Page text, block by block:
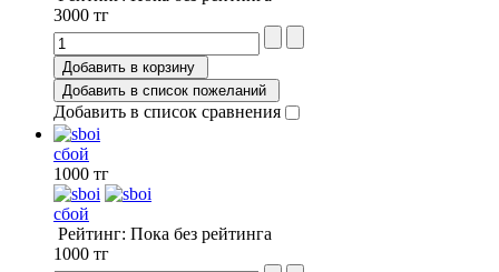
3000 тг
Добавить в корзину
Добавить в список пожеланий
Добавить в список сравнения
сбой
1000 тг
сбой
Рейтинг: Пока без рейтинга
1000 тг